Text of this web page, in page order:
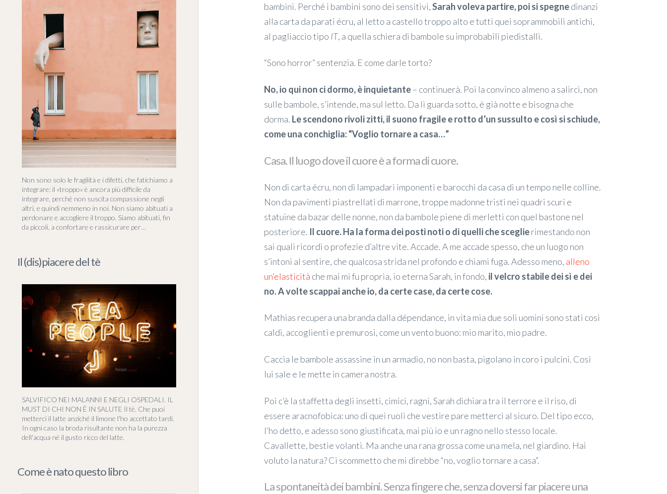
bambini. Perché i bambini sono dei sensitivi,Sarah voleva partire, poi si spegnedinanzi
alla carta da parati écru, al letto a castello troppo alto e tutti quei soprammobili antichi,
al pagliaccio tipo IT, a quella schiera di bambole su improbabili piedistalli.
“Sono horror” sentenzia. E come darle torto?
No, io qui non ci dormo, è inquietante– continuerà. Poi la convinco almeno a salirci, non
sulle bambole, s’intende, ma sul letto. Da lì guarda sotto, è già notte e bisogna che
dorma. Le scendono rivoli zitti, il suono fragile e rotto d’un sussulto e così si schiude,
come una conchiglia: “Voglio tornare a casa…”
Casa. Il luogo dove il cuore è a forma di cuore.
Non di carta écru, non di lampadari imponenti e barocchi da casa di un tempo nelle colline.
Non da pavimenti piastrellati di marrone, troppe madonne tristi nei quadri scuri e
statuine da bazar delle nonne, non da bambole piene di merletti con quel bastone nel
posteriore. Il cuore. Ha la forma dei posti noti o di quelli che sceglierimestando non
sai quali ricordi o profezie d’altre vite. Accade. A me accade spesso, che un luogo non
s’intoni al sentire, che qualcosa strida nel profondo e chiami fuga. Adesso meno, alleno
un’elasticità che mai mi fu propria, io eterna Sarah, in fondo, il velcro stabile dei sì e dei
no. A volte scappai anche io, da certe case, da certe cose.
Mathias recupera una branda dalla dépendance, in vita mia due soli uomini sono stati così
caldi, accoglienti e premurosi, come un vento buono: mio marito, mio padre.
Caccia le bambole assassine in un armadio, no non basta, pigolano in coro i pulcini. Così
lui sale e le mette in camera nostra.
Poi c’è la staffetta degli insetti, cimici, ragni, Sarah dichiara tra il terrore e il riso, di
essere aracnofobica: uno di quei ruoli che vestire pare metterci al sicuro. Del tipo ecco,
l’ho detto, e adesso sono giustificata, mai più io e un ragno nello stesso locale.
Cavallette, bestie volanti. Ma anche una rana grossa come una mela, nel giardino. Hai
voluto la natura? Ci scommetto che mi direbbe “no, voglio tornare a casa”.
La spontaneità dei bambini. Senza fingere che, senza doversi far piacere una
Non sono solo le fragilità e i difetti, che fatichiamo a
integrare: il «troppo» è ancora più difficile da
integrare, perché non suscita compassione negli
altri, e quindi nemmeno in noi. Non siamo abituati a
perdonare e accogliere il troppo. Siamo abituati, fin
da piccoli, a confortare e rassicurare per…
Il (dis)piacere del tè
SALVIFICO NEI MALANNI E NEGLI OSPEDALI. IL
MUST DI CHI NON È IN SALUTE Il tè. Che puoi
metterci il latte anziché il limone l'ho accettato tardi.
In ogni caso la broda risultante non ha la purezza
dell'acqua né il gusto ricco del latte.
Come è nato questo libro